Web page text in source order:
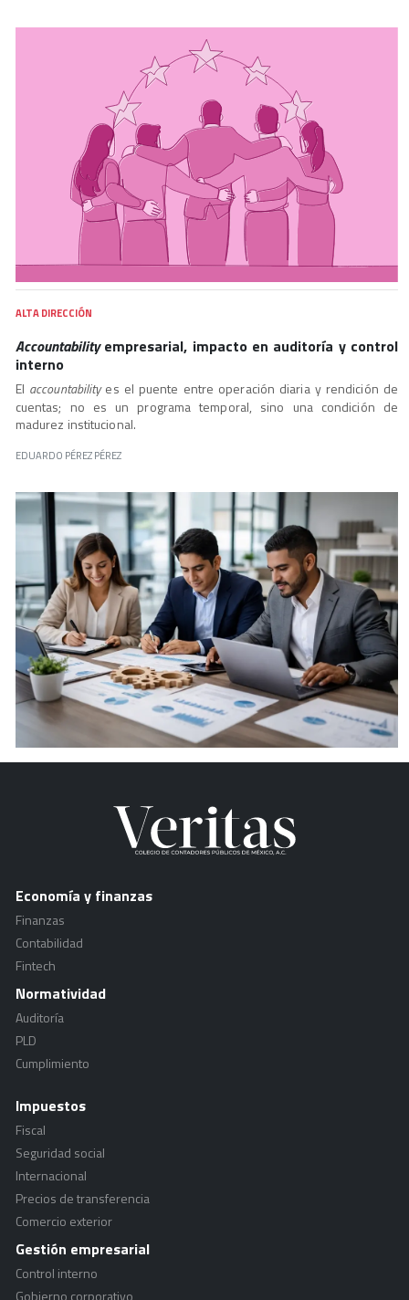
ALTA DIRECCIÓN
Accountabilityempresarial, impacto en auditoría y control
interno
El accountabilityes el puente entre operación diaria y rendición de
cuentas; no es un programa temporal, sino una condición de
madurez institucional.
EDUARDO PÉREZ PÉREZ
Economía y finanzas
Finanzas
Contabilidad
Fintech
Normatividad
Auditoría
PLD
Cumplimiento
Impuestos
Fiscal
Seguridad social
Internacional
Precios de transferencia
Comercio exterior
Gestión empresarial
Control interno
Gobierno corporativo